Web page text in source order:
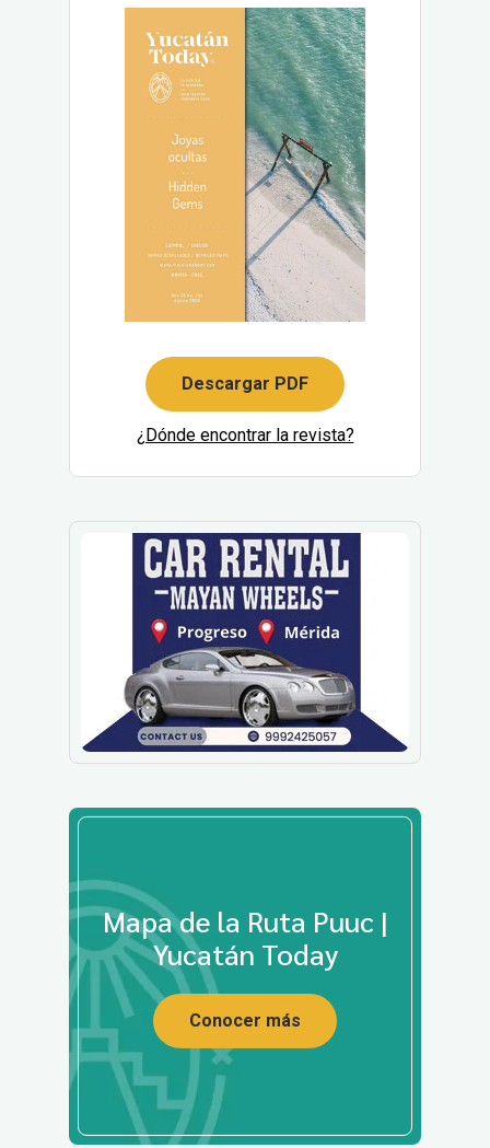
Descargar PDF
¿Dónde encontrar la revista?
Mapa de la Ruta Puuc |
Yucatán Today
Conocer más